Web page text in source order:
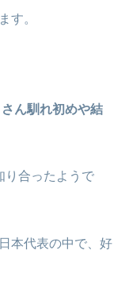
す。
ん馴れ初めや結
り合ったようで
本代表の中で、好